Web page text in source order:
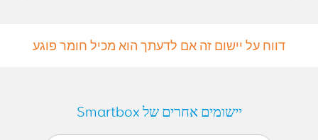
דווח על יישום זה אם לדעתך הוא מכיל חומר פוגע
יישומים אחרים של Smartbox